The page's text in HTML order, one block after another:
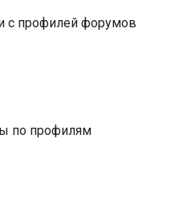
с профилей форумов
по профилям